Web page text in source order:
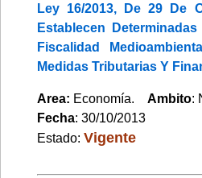
Ley 16/2013, De 29 De
Establecen
Fiscalidad
Medidas Tributarias Y
Area: Economía. Ambito:
Fecha: 30/10/2013
Estado: Vigente